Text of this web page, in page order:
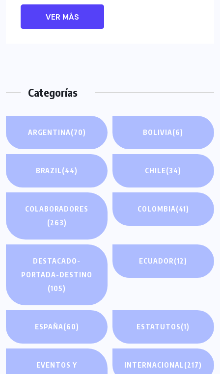
VER MÁS
Categorías
ARGENTINA(70) BOLIVIA(6)
BRAZIL(44) CHILE(34)
COLABORADORES
(263)
COLOMBIA(41)
DESTACADO-
PORTADA-DESTINO
(105)
ECUADOR(12)
ESPAÑA(60) ESTATUTOS(1)
EVENTOS Y
INTERNACIONAL(217)